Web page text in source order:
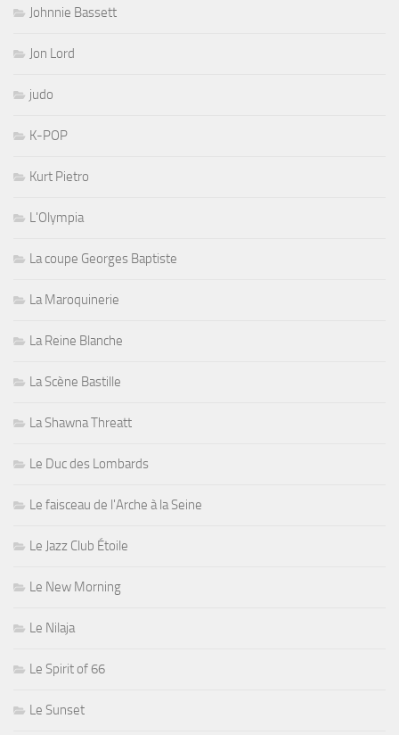
Johnnie Bassett
Jon Lord
judo
K-POP
Kurt Pietro
L'Olympia
La coupe Georges Baptiste
La Maroquinerie
La Reine Blanche
La Scène Bastille
La Shawna Threatt
Le Duc des Lombards
Le faisceau de l'Arche à la Seine
Le Jazz Club Étoile
Le New Morning
Le Nilaja
Le Spirit of 66
Le Sunset